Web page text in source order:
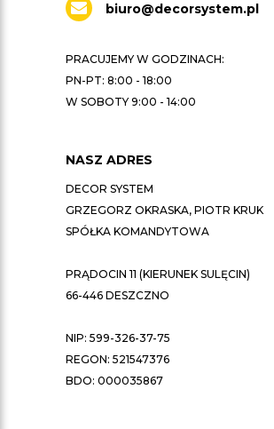
biuro@decorsystem.pl
PRACUJEMY W GODZINACH:
PN-PT: 8:00 - 18:00
W SOBOTY 9:00 - 14:00
NASZ ADRES
DECOR SYSTEM
GRZEGORZ OKRASKA, PIOTR KRUK
SPÓŁKA KOMANDYTOWA
PRĄDOCIN 11 (KIERUNEK SULĘCIN)
66-446 DESZCZNO
NIP: 599-326-37-75
REGON: 521547376
BDO: 000035867